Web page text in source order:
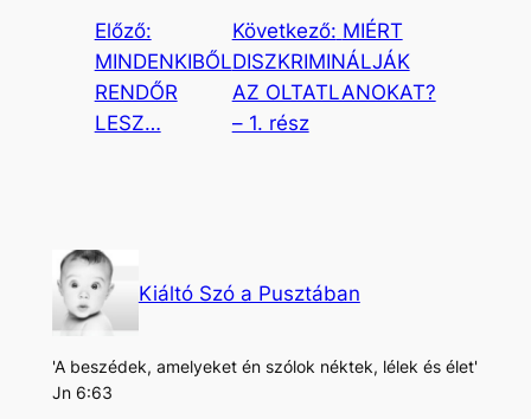
Előző:
MINDENKIBŐL
RENDŐR
LESZ…
Következő: MIÉRT
DISZKRIMINÁLJÁK
AZ OLTATLANOKAT?
– 1. rész
Kiáltó Szó a Pusztában
'A beszédek, amelyeket én szólok néktek, lélek és élet'
Jn 6:63